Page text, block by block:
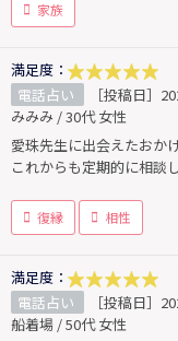
家族
満足度：
電話占い
［投稿日］
みみみ / 30代 女性
愛珠先生に出会えたおか
これからも定期的に相談
復縁 相性
満足度：
電話占い
［投稿日］
船着場 / 50代 女性